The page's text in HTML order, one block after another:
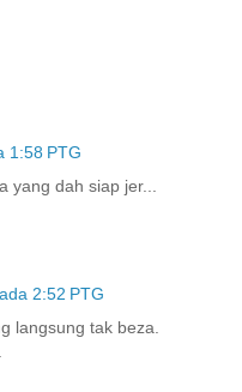
1:58 PTG
yang dah siap jer...
2:52 PTG
langsung tak beza.